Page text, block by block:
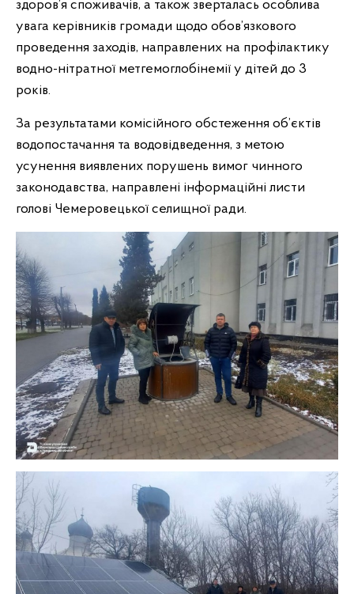
здоров’я споживачів, а також зверталась особлива
увага керівників громади щодо обов’язкового
проведення заходів, направлених на профілактику
водно-нітратної метгемоглобінемії у дітей до 3
років.
За результатами комісійного обстеження об’єктів
водопостачання та водовідведення, з метою
усунення виявлених порушень вимог чинного
законодавства, направлені інформаційні листи
голові Чемеровецької селищної ради.